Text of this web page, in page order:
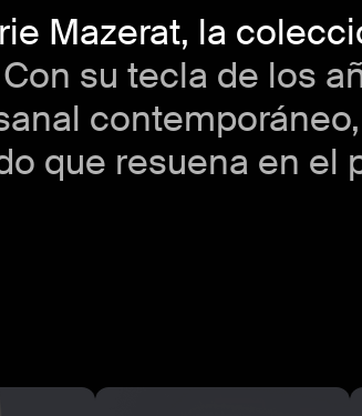
Mazerat, la
Con su tecla de los
que resuena en el